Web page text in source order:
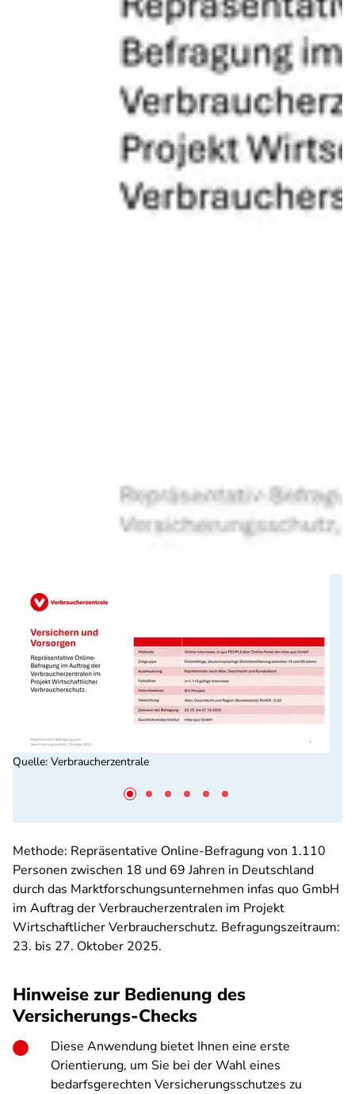
Quelle: Verbraucherzentrale
Methode: Repräsentative Online-Befragung von 1.110
Personen zwischen 18 und 69 Jahren in Deutschland
durch das Marktforschungsunternehmen infas quo GmbH
im Auftrag der Verbraucherzentralen im Projekt
Wirtschaftlicher Verbraucherschutz. Befragungszeitraum:
23. bis 27. Oktober 2025.
Hinweise zur Bedienung des
Versicherungs-Checks
Diese Anwendung bietet Ihnen eine erste
Orientierung, um Sie bei der Wahl eines
bedarfsgerechten Versicherungsschutzes zu